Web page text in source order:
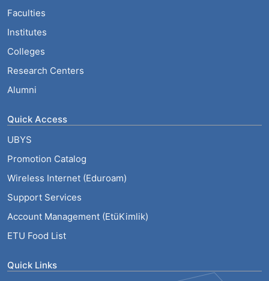
Faculties
Institutes
Colleges
Research Centers
Alumni
Quick Access
UBYS
Promotion Catalog
Wireless Internet (Eduroam)
Support Services
Account Management (EtüKimlik)
ETU Food List
Quick Links